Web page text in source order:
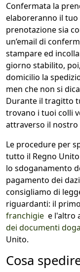
Confermata la
elaboreranno il
prenotazione sia
un’email di
stampare ed
giorno stabilito,
domicilio la
men che non si
Durante il tragitto
trovano i tuoi colli
attraverso il nostro
Le procedure per
tutto il Regno
lo sdoganamento
pagamento dei
consigliamo di
riguardanti: il primo
franchigie e l'altro
dei documenti
Unito.
Cosa